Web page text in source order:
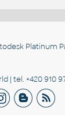
Platinum
| tel. +420 910